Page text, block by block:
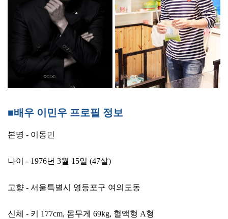
■배우 이민우 프로필 정보
본명 - 이동민
나이 - 1976년 3월 15일 (47살)
고향 - 서울특별시 영등포구 여의도동
신체 - 키 177cm, 몸무게 69kg, 혈액형 A형